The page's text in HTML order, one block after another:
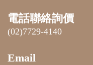
電話聯絡詢價
(02)7729-4140
Email